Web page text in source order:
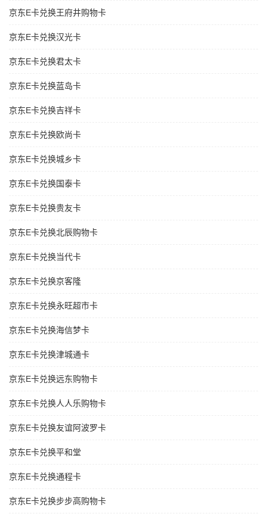
京东E卡兑换王府井购物卡
京东E卡兑换汉光卡
京东E卡兑换君太卡
京东E卡兑换蓝岛卡
京东E卡兑换吉祥卡
京东E卡兑换欧尚卡
京东E卡兑换城乡卡
京东E卡兑换国泰卡
京东E卡兑换贵友卡
京东E卡兑换北辰购物卡
京东E卡兑换当代卡
京东E卡兑换京客隆
京东E卡兑换永旺超市卡
京东E卡兑换海信梦卡
京东E卡兑换津城通卡
京东E卡兑换远东购物卡
京东E卡兑换人人乐购物卡
京东E卡兑换友谊阿波罗卡
京东E卡兑换平和堂
京东E卡兑换通程卡
京东E卡兑换步步高购物卡